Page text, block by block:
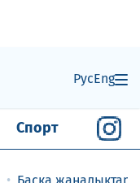
РусEng
Спорт
Басқа жаңалықтар